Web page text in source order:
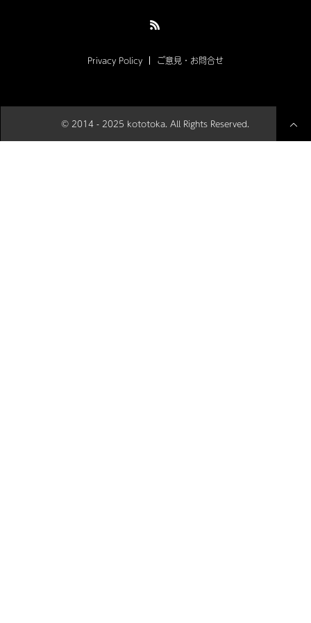
Privacy Policy ご意見・お問合せ
© 2014 - 2025 kototoka. All Rights Reserved.